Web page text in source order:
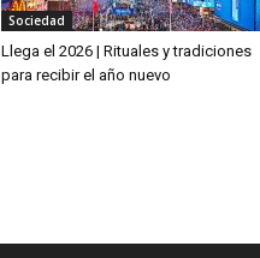
Sociedad
Llega el 2026 | Rituales y tradiciones
para recibir el año nuevo